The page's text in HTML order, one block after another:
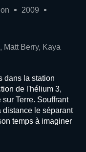
2009
Berry, Kaya
dans la station
de l'hélium 3,
Terre. Souffrant
le séparant
temps à imaginer